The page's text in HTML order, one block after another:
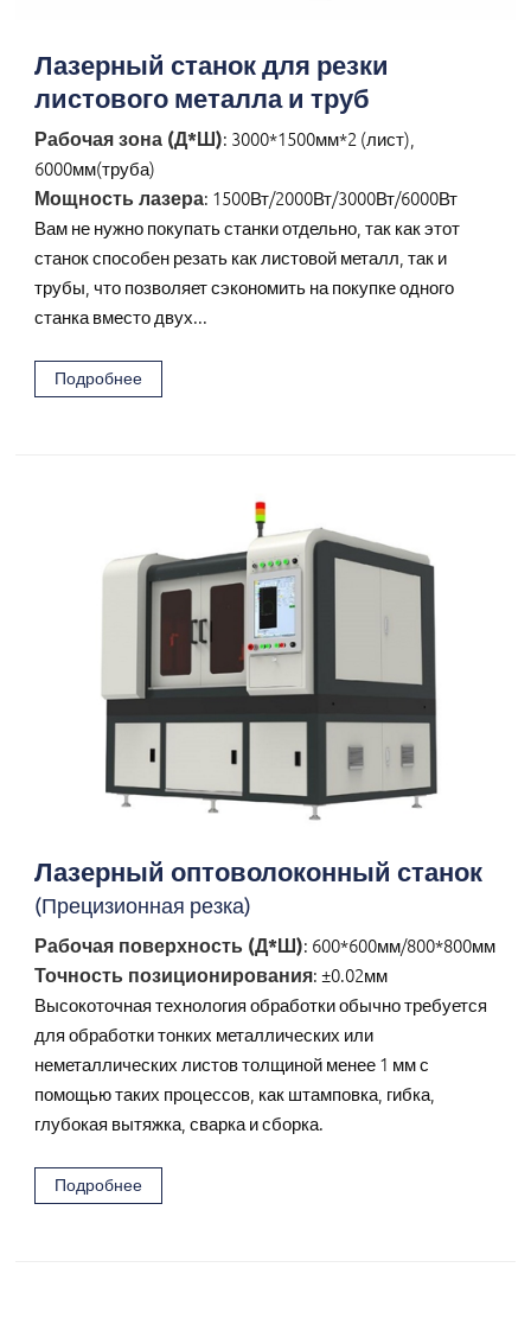
Лазерный станок для резки
листового металла и труб
Рабочая зона (Д*Ш): 3000*1500мм*2 (лист),
6000мм(труба)
Мощность лазера: 1500Вт/2000Вт/3000Вт/6000Вт
Вам не нужно покупать станки отдельно, так как этот
станок способен резать как листовой металл, так и
трубы, что позволяет сэкономить на покупке одного
станка вместо двух...
Подробнее
Лазерный оптоволоконный станок
(Прецизионная резка)
Рабочая поверхность (Д*Ш): 600*600мм/800*800мм
Точность позиционирования: ±0.02мм
Высокоточная технология обработки обычно требуется
для обработки тонких металлических или
неметаллических листов толщиной менее 1 мм с
помощью таких процессов, как штамповка, гибка,
глубокая вытяжка, сварка и сборка.
Подробнее